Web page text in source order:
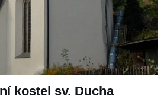
kostel sv. Ducha